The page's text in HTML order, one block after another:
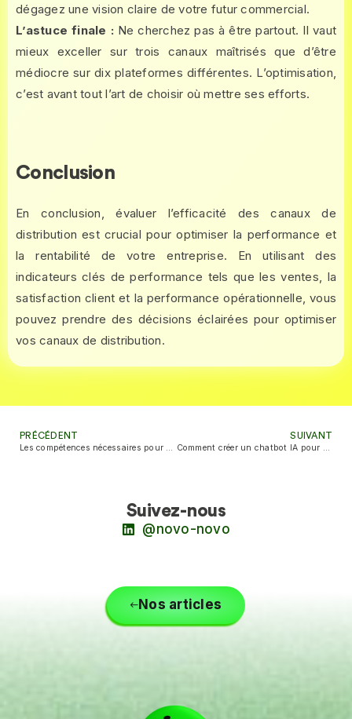
dégagez une vision claire de votre futur commercial.
L’astuce finale : Ne cherchez pas à être partout. Il vaut
mieux exceller sur trois canaux maîtrisés que d’être
médiocre sur dix plateformes différentes. L’optimisation,
c’est avant tout l’art de choisir où mettre ses efforts.
Conclusion
En conclusion, évaluer l’efficacité des canaux de
distribution est crucial pour optimiser la performance et
la rentabilité de votre entreprise. En utilisant des
indicateurs clés de performance tels que les ventes, la
satisfaction client et la performance opérationnelle, vous
pouvez prendre des décisions éclairées pour optimiser
vos canaux de distribution.
PRÉCÉDENT
Les compétences nécessaires pour développer un chatbot IA entreprise
SUIVANT
Comment créer un chatbot IA pour son entreprise ?
Suivez-nous
@novo-novo
Nos articles